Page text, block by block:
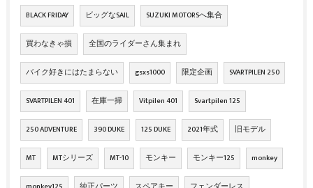
BLACK FRIDAY ビッグなSAIL SUZUKI MOTORSへ集合
買わなきゃ損 全国のライダーさん集まれ
バイク好きにはたまらない gsxs1000 限定企画 SVARTPILEN 250
SVARTPILEN 401 在庫一掃 Vitpilen 401 Svartpilen 125
250 ADVENTURE 390 DUKE 125 DUKE 2021年式 旧モデル
MT MTシリーズ MT-10 モンキー モンキー125 monkey